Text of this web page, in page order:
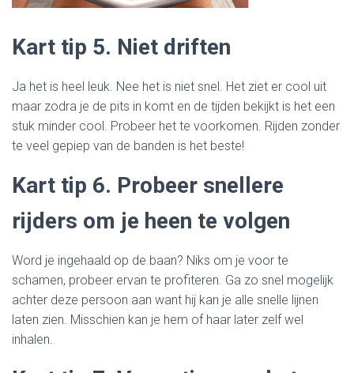
Kart tip 5. Niet driften
Ja het is heel leuk. Nee het is niet snel. Het ziet er cool uit
maar zodra je de pits in komt en de tijden bekijkt is het een
stuk minder cool. Probeer het te voorkomen. Rijden zonder
te veel gepiep van de banden is het beste!
Kart tip 6. Probeer snellere
rijders om je heen te volgen
Word je ingehaald op de baan? Niks om je voor te
schamen, probeer ervan te profiteren. Ga zo snel mogelijk
achter deze persoon aan want hij kan je alle snelle lijnen
laten zien. Misschien kan je hem of haar later zelf wel
inhalen.